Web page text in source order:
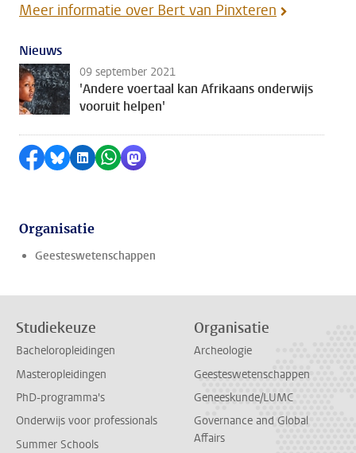
Meer informatie over Bert van Pinxteren
Nieuws
09 september 2021
'Andere voertaal kan Afrikaans onderwijs
vooruit helpen'
Delen op Facebook
Delen via Bluesky
Delen op LinkedIn
Delen via WhatsApp
Delen via Mastodon
Organisatie
Geesteswetenschappen
Studiekeuze
Bacheloropleidingen
Masteropleidingen
PhD-programma's
Onderwijs voor professionals
Summer Schools
Organisatie
Archeologie
Geesteswetenschappen
Geneeskunde/LUMC
Governance and Global
Affairs